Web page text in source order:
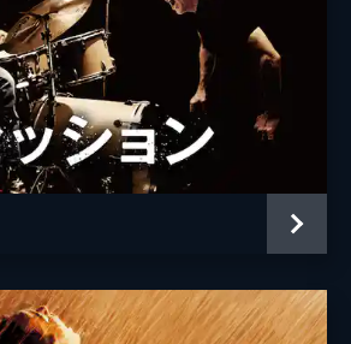
ミーガン・フェイ
デイモン・ガプトン
ジョシュ・ペンス
トレヴァー・リサウアー
デイミアン・チャゼル
ジャスティン・ハーウィッツ